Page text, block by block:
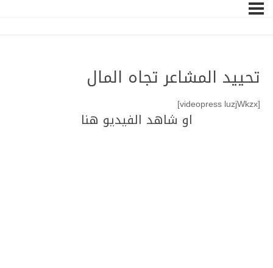
تحييد المشاعر تجاه المال
[videopress luzjWkzx]
او شاهد الفيديو هنا